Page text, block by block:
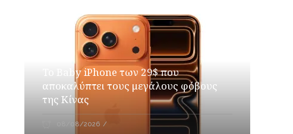
Το Baby iPhone των 29$ που
αποκαλύπτει τους μεγάλους φόβους
της Κίνας
08/08/2026